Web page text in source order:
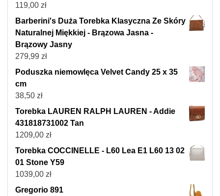
119,00 zł
Barberini's Duża Torebka Klasyczna Ze Skóry
Naturalnej Miękkiej - Brązowa Jasna -
Brązowy Jasny
279,99 zł
Poduszka niemowlęca Velvet Candy 25 x 35
cm
38,50 zł
Torebka LAUREN RALPH LAUREN - Addie
431818731002 Tan
1209,00 zł
Torebka COCCINELLE - L60 Lea E1 L60 13 02
01 Stone Y59
1039,00 zł
Gregorio 891